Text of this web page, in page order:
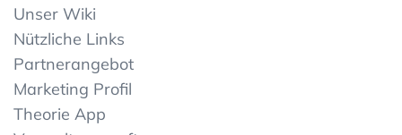
Unser Wiki
Nützliche Links
Partnerangebot
Marketing Profil
Theorie App